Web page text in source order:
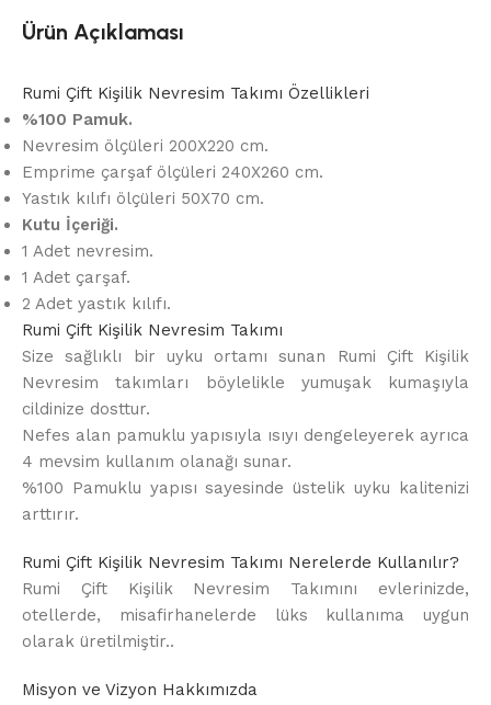
Ürün Açıklaması
Rumi Çift Kişilik Nevresim Takımı Özellikleri
%100 Pamuk.
Nevresim ölçüleri 200X220 cm.
Emprime çarşaf ölçüleri 240X260 cm.
Yastık kılıfı ölçüleri 50X70 cm.
Kutu İçeriği.
1 Adet nevresim.
1 Adet çarşaf.
2 Adet yastık kılıfı.
Rumi Çift Kişilik Nevresim Takımı
Size sağlıklı bir uyku ortamı sunan Rumi Çift Kişilik
Nevresim takımları böylelikle yumuşak kumaşıyla
cildinize dosttur.
Nefes alan pamuklu yapısıyla ısıyı dengeleyerek ayrıca
4 mevsim kullanım olanağı sunar.
%100 Pamuklu yapısı sayesinde üstelik uyku kalitenizi
arttırır.
Rumi Çift Kişilik Nevresim Takımı Nerelerde Kullanılır?
Rumi Çift Kişilik Nevresim Takımını evlerinizde,
otellerde, misafirhanelerde lüks kullanıma uygun
olarak üretilmiştir..
Misyon ve Vizyon Hakkımızda